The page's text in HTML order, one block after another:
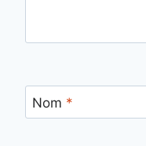
Nom *